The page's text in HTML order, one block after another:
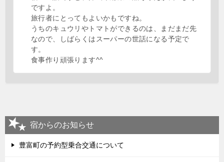
ですよ。
旅行者にとってもよいかもですね。
うちのキュウリやトマトができるのは、まだまだ先
なので、しばらくはスーパーの世話になる予定で
す。
食事作り頑張ります^^
宿からのお知らせ
豊富町の予約型乗合交通について